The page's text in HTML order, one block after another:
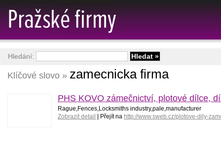
Klíčové slovo » zamecnicka firma
PHS KOVO zámečnictví, plotové dílce,
Rague,Fences,Locksmiths industry,pale,manufacturer
Zobrazit detail
| Přejít na http://www.sweb.cz/plotove-dily-
Hledání: